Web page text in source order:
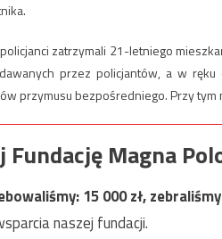
zatrzymali 21-letniego
przez policjantów, a w ręku
przymusu bezpośredniego. Przy
Fundację Magna
15 000zł,
naszej fundacji.